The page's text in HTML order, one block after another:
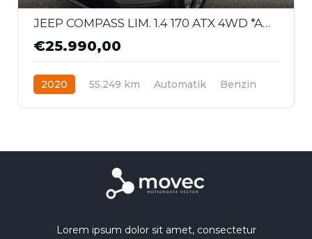
JEEP COMPASS LIM. 1.4 170 ATX 4WD *AHK*
€25.990,00
2020 55.249 km Automatik
Benzin
Lorem ipsum dolor sit amet, consectetur